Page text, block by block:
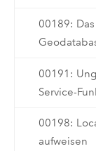
00189:
00191:
Service-
00198:
aufweisen